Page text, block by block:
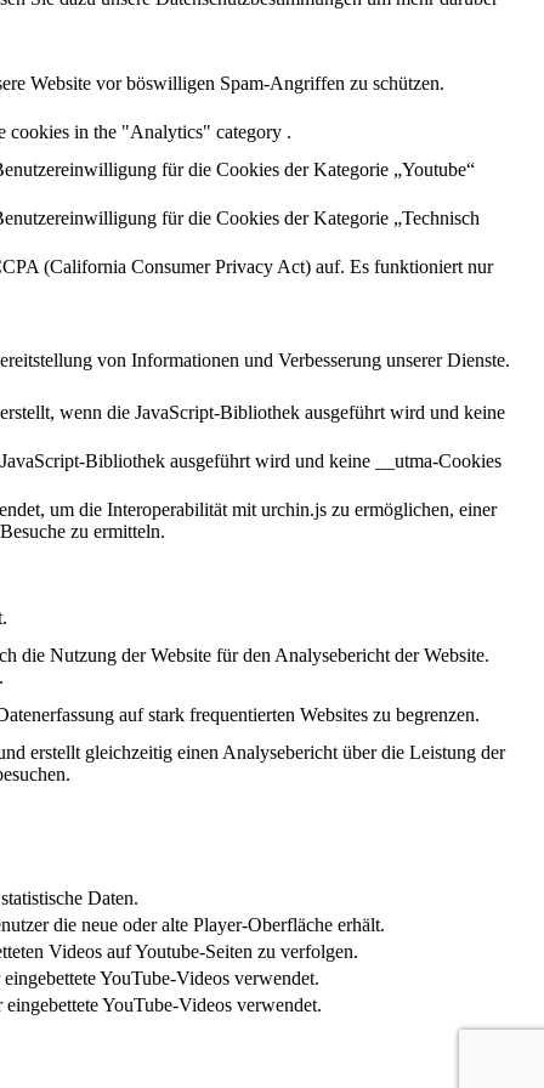
Website vor böswilligen Spam-Angriffen zu schützen.
cookies in the "Analytics" category .
für die Cookies der Kategorie „Youtube“
für die Cookies der Kategorie „Technisch
(California Consumer Privacy Act) auf. Es funktioniert nur
von Informationen und Verbesserung unserer Dienste.
wenn die JavaScript-Bibliothek ausgeführt wird und keine
Bibliothek ausgeführt wird und keine __utma-Cookies
um die Interoperabilität mit urchin.js zu ermöglichen, einer
zu ermitteln.
die Nutzung der Website für den Analysebericht der Website.
auf stark frequentierten Websites zu begrenzen.
erstellt gleichzeitig einen Analysebericht über die Leistung der
Daten.
die neue oder alte Player-Oberfläche erhält.
Videos auf Youtube-Seiten zu verfolgen.
YouTube-Videos verwendet.
YouTube-Videos verwendet.